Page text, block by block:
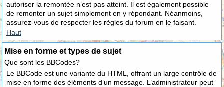
autoriser la remontée n’est pas atteint. Il est également possible
de remonter un sujet simplement en y répondant. Néanmoins,
assurez-vous de respecter les règles du forum en le faisant.
Haut
Mise en forme et types de sujet
Que sont les BBCodes?
Le BBCode est une variante du HTML, offrant un large contrôle de
mise en forme des éléments d’un message. L’administrateur peut